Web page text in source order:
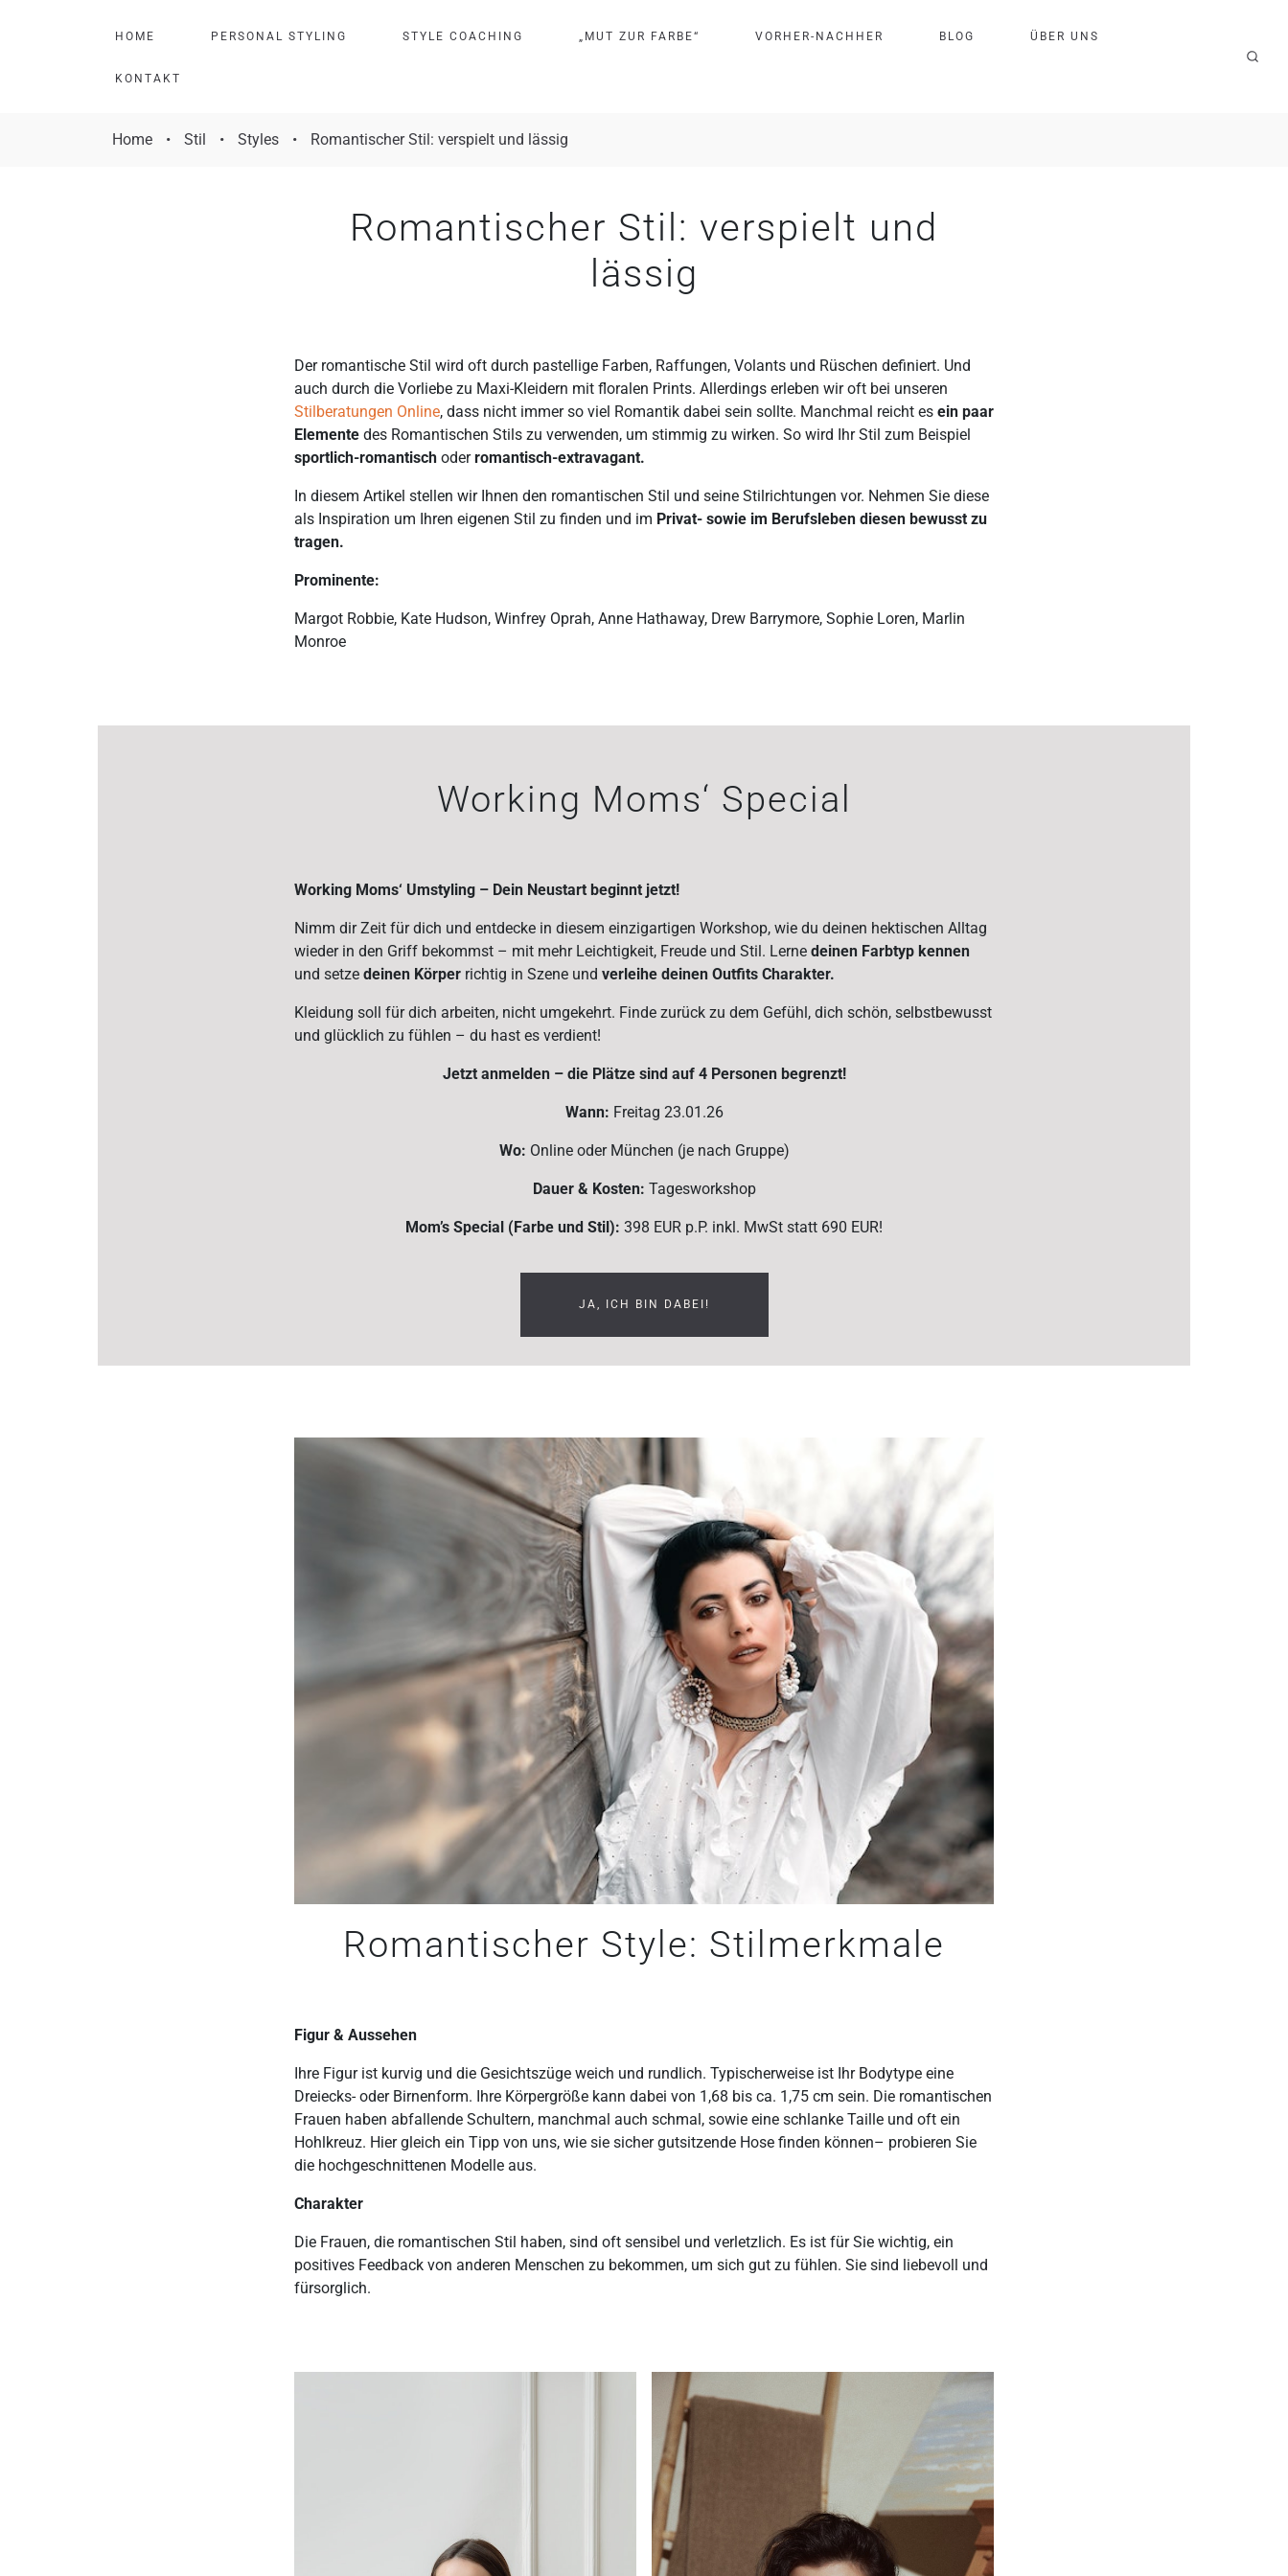
H O M E P E RSO N A L STY L N G STY L E COAC H N G „ M U T ZU R FA R B E“ VO R H E R- N AC H H E R B LOG Ü B E R U N S
KO N TA KT
Home • Stil • Styles • Romantischer Stil: verspielt und lässig
Romantischer Stil: verspielt und
lässig
Der romantische Stil wird oft durch pastellige Farben, Raffungen, Volants und Rüschen definiert. Und
auch durch die Vorliebe zu Maxi-Kleidern mit floralen Prints. Allerdings erleben wir oft bei unseren
Stilberatungen Online, dass nicht immer so viel Romantik dabei sein sollte. Manchmal reicht es ein paar
Elemente des Romantischen Stils zu verwenden, um stimmig zu wirken. So wird Ihr Stil zum Beispiel
sportlich-romantisch oderromantisch-extravagant.
In diesem Artikel stellen wir Ihnen den romantischen Stil und seine Stilrichtungen vor. Nehmen Sie diese
als Inspiration um Ihren eigenen Stil zu finden und im Privat- sowie im Berufsleben diesen bewusst zu
tragen.
Prominente:
Margot Robbie, Kate Hudson, Winfrey Oprah, Anne Hathaway, Drew Barrymore, Sophie Loren, Marlin
Monroe
Working Moms‘ Special
Working Moms‘ Umstyling – Dein Neustart beginnt jetzt!
Nimm dir Zeit für dich und entdecke in diesem einzigartigen Workshop, wie du deinen hektischen Alltag
wieder in den Griff bekommst – mit mehr Leichtigkeit, Freude und Stil. Lerne deinen Farbtyp kennen
und setze deinen Körper richtig in Szene und verleihe deinen Outfits Charakter.
Kleidung soll für dich arbeiten, nicht umgekehrt. Finde zurück zu dem Gefühl, dich schön, selbstbewusst
und glücklich zu fühlen – du hast es verdient!
Jetzt anmelden – die Plätze sind auf 4 Personen begrenzt!
Wann: Freitag 23.01.26
Wo: Online oder München (je nach Gruppe)
Dauer & Kosten: Tagesworkshop
Mom’s Special (Farbe und Stil): 398 EUR p.P. inkl. MwSt statt 690 EUR!
JA, ICH BIN DABEI!
Romantischer Style: Stilmerkmale
Figur & Aussehen
Ihre Figur ist kurvig und die Gesichtszüge weich und rundlich. Typischerweise ist Ihr Bodytype eine
Dreiecks- oder Birnenform. Ihre Körpergröße kann dabei von 1,68 bis ca. 1,75 cm sein. Die romantischen
Frauen haben abfallende Schultern, manchmal auch schmal, sowie eine schlanke Taille und oft ein
Hohlkreuz. Hier gleich ein Tipp von uns, wie sie sicher gutsitzende Hose finden können– probieren Sie
die hochgeschnittenen Modelle aus.
Charakter
Die Frauen, die romantischen Stil haben, sind oft sensibel und verletzlich. Es ist für Sie wichtig, ein
positives Feedback von anderen Menschen zu bekommen, um sich gut zu fühlen. Sie sind liebevoll und
fürsorglich.